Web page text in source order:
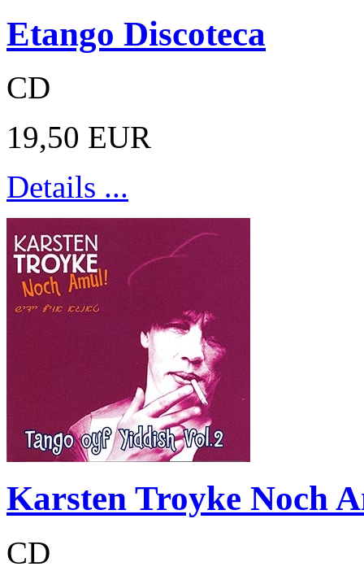
Etango Discoteca
CD
19,50 EUR
Details ...
Karsten Troyke Noch
CD